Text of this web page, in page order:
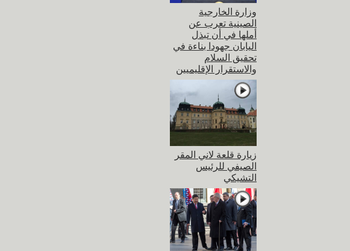
وزارة الخارجية
الصينية تعرب عن
أملها في أن تبذل
اليابان جهودا بناءة في
تحقيق السلام
والاستقرار الإقليميين
زيارة قلعة لاني المقر
الصيفي للرئيس
التشيكي